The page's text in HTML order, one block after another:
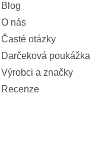
Blog
O nás
Časté otázky
Darčeková poukážka
Výrobci a značky
Recenze